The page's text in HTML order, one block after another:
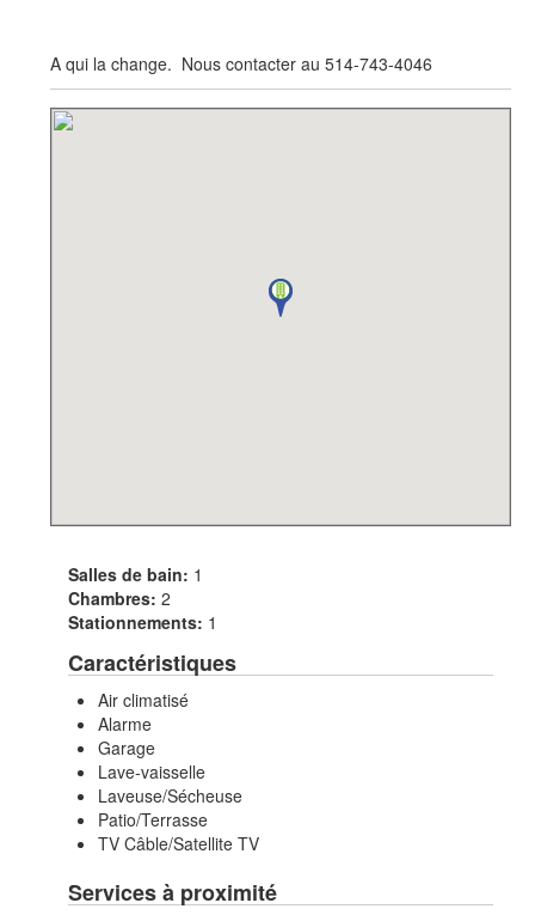
A qui la change. Nous contacter au 514-743-4046
Salles de bain: 1
Chambres: 2
Stationnements: 1
Caractéristiques
Air climatisé
Alarme
Garage
Lave-vaisselle
Laveuse/Sécheuse
Patio/Terrasse
TV Câble/Satellite TV
Services à proximité